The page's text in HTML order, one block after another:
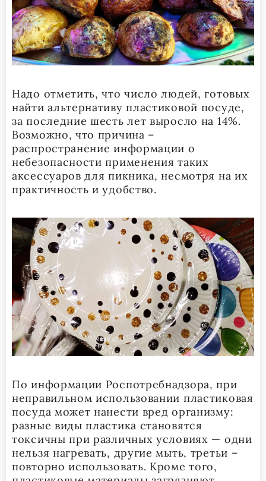
Надо отметить, что число людей, готовых
найти альтернативу пластиковой посуде,
за последние шесть лет выросло на 14%.
Возможно, что причина –
распространение информации о
небезопасности применения таких
аксессуаров для пикника, несмотря на их
практичность и удобство.
По информации Роспотребнадзора, при
неправильном использовании пластиковая
посуда может нанести вред организму:
разные виды пластика становятся
токсичны при различных условиях — одни
нельзя нагревать, другие мыть, третьи –
повторно использовать. Кроме того,